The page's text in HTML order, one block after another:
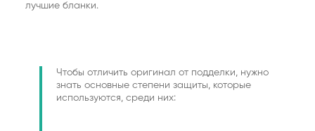
лучшие бланки.
Чтобы отличить оригинал от подделки, нужно
знать основные степени защиты, которые
используются, среди них: